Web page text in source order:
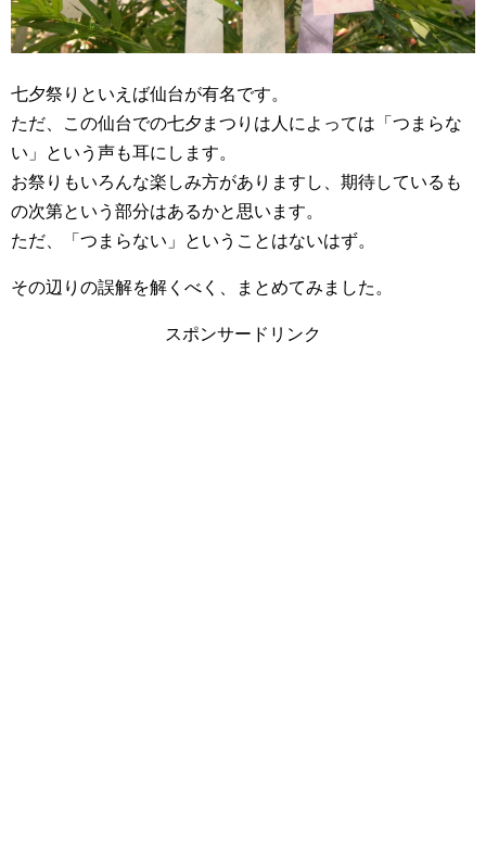
七夕祭りといえば仙台が有名です。
ただ、この仙台での七夕まつりは人によっては「つまらな
い」という声も耳にします。
お祭りもいろんな楽しみ方がありますし、期待しているも
の次第という部分はあるかと思います。
ただ、「つまらない」ということはないはず。
その辺りの誤解を解くべく、まとめてみました。
スポンサードリンク